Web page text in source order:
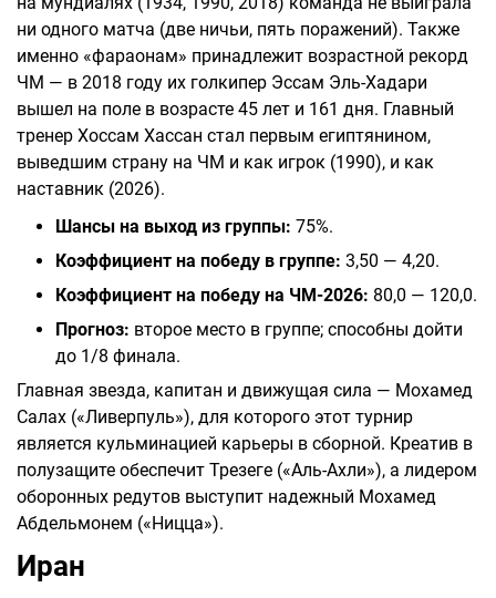
ни одного матча (две ничьи, пять поражений). Также
именно «фараонам» принадлежит возрастной рекорд
ЧМ — в 2018 году их голкипер Эссам Эль-Хадари
вышел на поле в возрасте 45 лет и 161 дня. Главный
тренер Хоссам Хассан стал первым египтянином,
выведшим страну на ЧМ и как игрок (1990), и как
наставник (2026).
Шансы на выход из группы: 75%.
Коэффициент на победу в группе: 3,50 — 4,20.
Коэффициент на победу на ЧМ-2026: 80,0 — 120,0.
Прогноз: второе место в группе; способны дойти
до 1/8 финала.
Главная звезда, капитан и движущая сила — Мохамед
Салах («Ливерпуль»), для которого этот турнир
является кульминацией карьеры в сборной. Креатив в
полузащите обеспечит Трезеге («Аль-Ахли»), а лидером
оборонных редутов выступит надежный Мохамед
Абдельмонем («Ницца»).
Иран